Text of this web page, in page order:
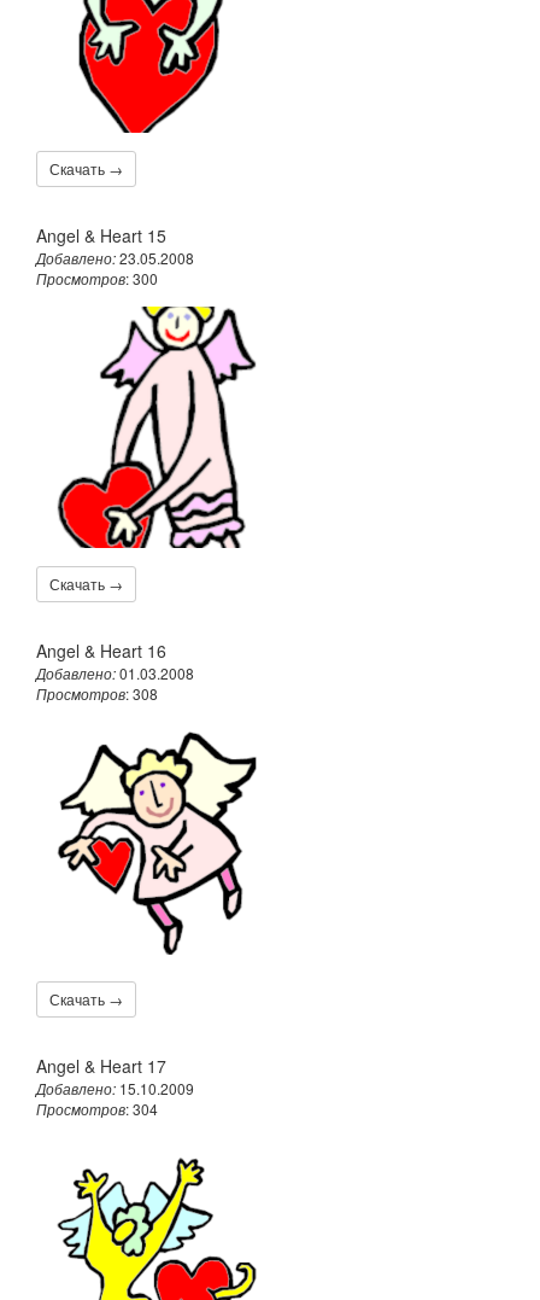
Скачать →
Angel & Heart 15
Добавлено:23.05.2008
Просмотров: 300
Скачать →
Angel & Heart 16
Добавлено:01.03.2008
Просмотров: 308
Скачать →
Angel & Heart 17
Добавлено: 15.10.2009
Просмотров: 304